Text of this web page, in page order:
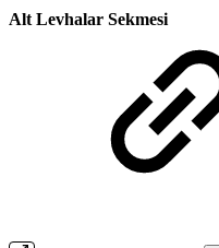
Alt Levhalar Sekmesi